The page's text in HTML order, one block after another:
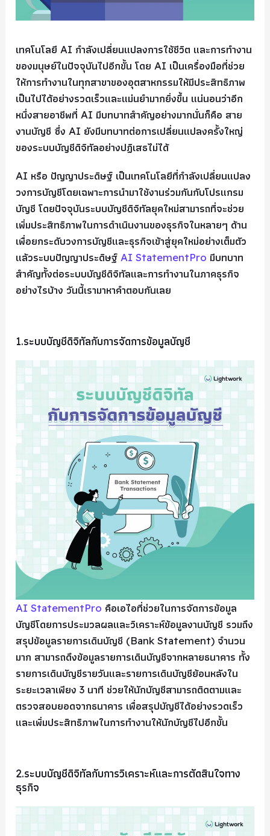
เทคโนโลยี AI กำลังเปลี่ยนแปลงการใช้ชีวิต และการทำงาน
ของมนุษย์ในปัจจุบันไปอีกขั้น โดย AI เป็นเครื่องมือที่ช่วย
ให้การทำงานในทุกสาขาของอุตสาหกรรมให้มีประสิทธิภาพ
เป็นไปได้อย่างรวดเร็วและแม่นยำมากยิ่งขึ้น แน่นอนว่าอีก
หนึ่งสายอาชีพที่ AI มีบทบาทสำคัญอย่างมากนั่นก็คือ สาย
งานบัญชี ซึ่ง AI ยังมีบทบาทต่อการเปลี่ยนแปลงครั้งใหญ่
ของระบบบัญชีดิจิทัลอย่างปฏิเสธไม่ได้
AI หรือ ปัญญาประดิษฐ์ เป็นเทคโนโลยีที่กำลังเปลี่ยนแปลง
วงการบัญชีโดยเฉพาะการนำมาใช้งานร่วมกันกับโปรแกรม
บัญชี โดยปัจจุบันระบบบัญชีดิจิทัลยุคใหม่สามารถที่จะช่วย
เพิ่มประสิทธิภาพในการดำเนินงานของธุรกิจในหลายๆ ด้าน
เพื่อยกระดับวงการบัญชีและธุรกิจเข้าสู่ยุคใหม่อย่างเต็มตัว
แล้วระบบปัญญาประดิษฐ์AI StatementPro มีบทบาท
สำคัญทั้งต่อระบบบัญชีดิจิทัลและการทำงานในภาคธุรกิจ
อย่างไรบ้าง วันนี้เรามาหาคำตอบกันเลย
1.ระบบบัญชีดิจิทัลกับการจัดการข้อมูลบัญชี
AI StatementPro คือเอไอที่ช่วยในการจัดการข้อมูล
บัญชีโดยการประมวลผลและวิเคราะห์ข้อมูลงานบัญชี รวมถึง
สรุปข้อมูลรายการเดินบัญชี (Bank Statement) จำนวน
มาก สามารถดึงข้อมูลรายการเดินบัญชีจากหลายธนาคาร ทั้ง
รายการเดินบัญชีรายวันและรายการเดินบัญชีย้อนหลังใน
ระยะเวลาเพียง 3 นาที ช่วยให้นักบัญชีสามารถติดตามและ
ตรวจสอบยอดจากธนาคาร เพื่อสรุปบัญชีได้อย่างรวดเร็ว
และเพิ่มประสิทธิภาพในการทำงานให้นักบัญชีไปอีกขั้น
2.ระบบบัญชีดิจิทัลกับการวิเคราะห์และการตัดสินใจทาง
ธุรกิจ